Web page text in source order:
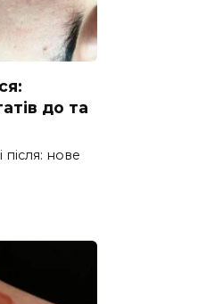
до та
нове